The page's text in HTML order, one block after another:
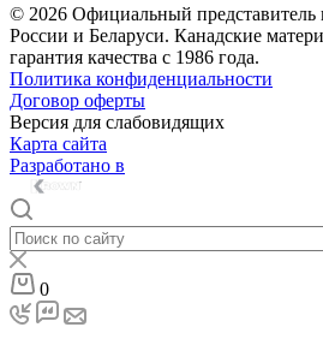
© 2026 Официальный
России и Беларуси. Канадские
гарантия качества с 1986 года.
Политика конфиденциальности
Договор оферты
Версия для слабовидящих
Карта сайта
Разработано в
0